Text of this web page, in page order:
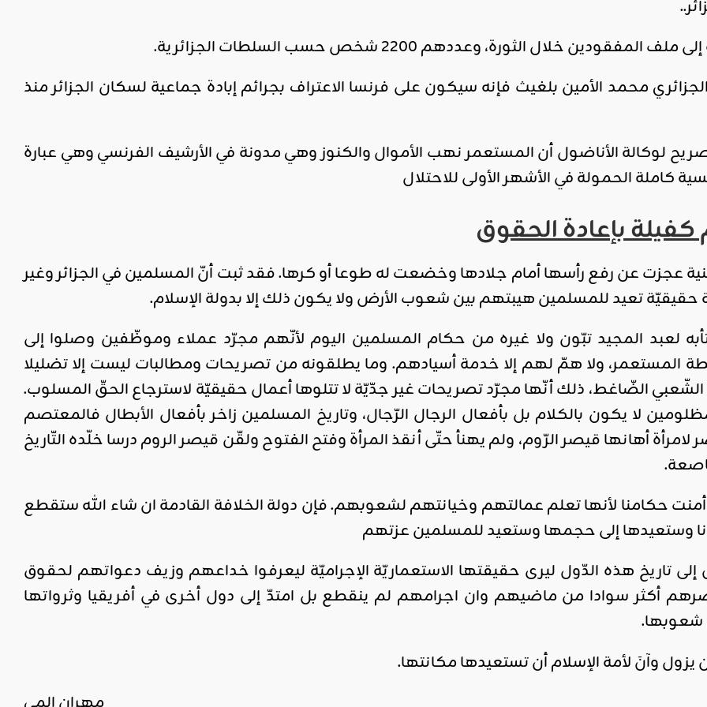
خلال الثورة، وعددهم 2200 شخص حسب السلطات الجزائرية.
محمد الأمين بلغيث فإنه سيكون على فرنسا الاعتراف بجرائم إبادة جماعية لسكان الجزائر منذ
لوكالة الأناضول أن المستعمر نهب الأموال والكنوز وهي مدونة في الأرشيف الفرنسي وهي عبارة
الحمولة في الأشهر الأولى للاحتلال
كفيلة بإعادة الحقوق
عجزت عن رفع رأسها أمام جلادها وخضعت له طوعا أو كرها. فقد ثبت أنّ المسلمين في الجزائر وغير
حقيقيّة تعيد للمسلمين هيبتهم بين شعوب الأرض ولا يكون ذلك إلا بدولة الإسلام.
لعبد المجيد تبّون ولا غيره من حكام المسلمين اليوم لأنّهم مجرّد عملاء وموظّفين وصلوا إلى
المستعمر، ولا همّ لهم إلا خدمة أسيادهم. وما يطلقونه من تصريحات ومطالبات ليست إلا تضليلا
الشّعبي الضّاغط، ذلك أنّها مجرّد تصريحات غير جدّيّة لا تتلوها أعمال حقيقيّة لاسترجاع الحقّ المسلوب.
لا يكون بالكلام بل بأفعال الرجال الرّجال، وتاريخ المسلمين زاخر بأفعال الأبطال فالمعتصم
لامرأة أهانها قيصر الرّوم، ولم يهنأ حتّى أنقذ المرأة وفتح الفتوح ولقّن قيصر الروم درسا خلّده التّاريخ
حكامنا لأنها تعلم عمالتهم وخيانتهم لشعوبهم. فإن دولة الخلافة القادمة ان شاء الله ستقطع
وستعيدها إلى حجمها وستعيد للمسلمين عزتهم
إلى تاريخ هذه الدّول ليرى حقيقتها الاستعماريّة الإجراميّة ليعرفوا خداعهم وزيف دعواتهم لحقوق
أكثر سوادا من ماضيهم وان اجرامهم لم ينقطع بل امتدّ إلى دول أخرى في أفريقيا وثرواتها
شعوبها.
وآنَ لأمة الإسلام أن تستعيدها مكانتها.
اقليمي ودولي
صدور
العدد 601
من جريدة
ahmed
- juillet 26,
2026
Read More